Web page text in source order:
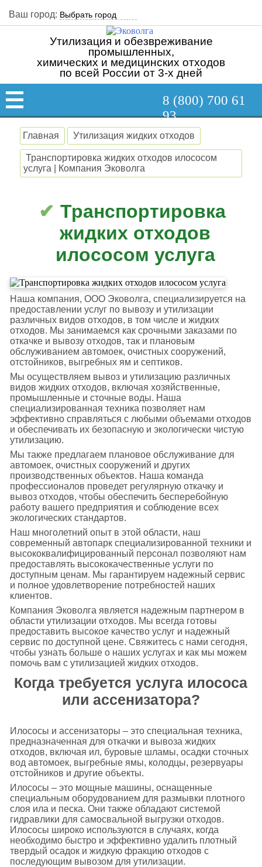
Ваш город:
Утилизация и обезвреживание
промышленных,
химических и медицинских отходов
по всей России от 3-х дней
8 (800) 700 61
93
Главная Утилизация жидких отходов
Транспортировка жидких отходов илососом
услуга | Компания Эковолга
Транспортировка
жидких отходов
илососом услуга
Наша компания, ООО Эковолга, специализируется на
предоставлении услуг по вывозу и утилизации
различных видов отходов, в том числе и жидких
отходов. Мы занимаемся как срочными заказами по
откачке и вывозу отходов, так и плановым
обслуживанием автомоек, очистных сооружений,
отстойников, выгребных ям и септиков.
Мы осуществляем вывоз и утилизацию различных
видов жидких отходов, включая хозяйственные,
промышленные и сточные воды. Наша
специализированная техника позволяет нам
эффективно справляться с любыми объемами отходов
и обеспечивать их безопасную и экологически чистую
утилизацию.
Мы также предлагаем плановое обслуживание для
автомоек, очистных сооружений и других
производственных объектов. Наша команда
профессионалов проведет регулярную откачку и
вывоз отходов, чтобы обеспечить бесперебойную
работу вашего предприятия и соблюдение всех
экологических стандартов.
Наш многолетний опыт в этой области, наш
современный автопарк специализированной техники и
высококвалифицированный персонал позволяют нам
предоставлять высококачественные услуги по
доступным ценам. Мы гарантируем надежный сервис
и полное удовлетворение потребностей наших
клиентов.
Компания Эковолга является надежным партнером в
области утилизации отходов. Мы всегда готовы
предоставить высокое качество услуг и надежный
сервис по доступной цене. Свяжитесь с нами сегодня,
чтобы узнать больше о наших услугах и как мы можем
помочь вам с утилизацией жидких отходов.
Когда требуется услуга илососа
или ассенизатора?
Илососы и ассенизаторы – это специальная техника,
предназначенная для откачки и вывоза жидких
отходов, включая ил, буровые шламы, осадки сточных
вод автомоек, выгребные ямы, колодцы, резервуары
отстойников и другие объекты.
Илососы – это мощные машины, оснащенные
специальным оборудованием для размывки плотного
слоя ила и песка. Они также обладают системой
гидравлики для самосвальной выгрузки отходов.
Илососы широко используются в случаях, когда
необходимо быстро и эффективно удалить плотный
твердый осадок и жидкую фракцию отходов с
последующим вывозом для утилизации.